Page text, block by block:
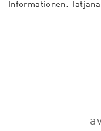
Informationen: